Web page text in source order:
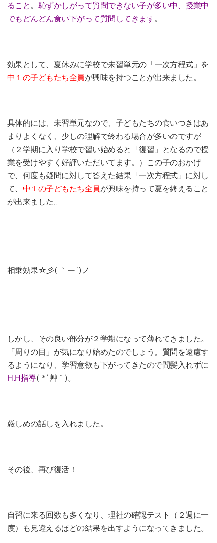
ること 。 恥ずかしがって質問できない子が多い中、授業中
でもどんどん食い下がって質問してきます。
効果として、夏休みに学校で未習単元の「一次方程式」を
中１の子どもたち全員が興味を持つことが出来ました。
具体的には、未習単元なので、子どもたちの食いつきはあ
まりよくなく、少しの理解で終わる場合が多いのですが
（２学期に入り学校で習い始めると「復習」となるので授
業を受けやすく好評いただいてます。）この子のおかげ
で、何度も疑問に対して答えた結果「一次方程式」に対し
て、 中１の子どもたち全員が興味を持って夏を終えること
が出来ました。
相乗効果☆彡( ｀ー´)ノ
しかし、その良い部分が２学期になって薄れてきました。
「周りの目」が気になり始めたのでしょう。質問を遠慮す
るようになり、学習意欲も下がってきたので間髪入れずに
H.H指導( *´艸｀)。
厳しめの話しを入れました。
その後、再び復活！
自習に来る回数も多くなり、理社の確認テスト（２週に一
度）も見違えるほどの結果を出すようになってきました。